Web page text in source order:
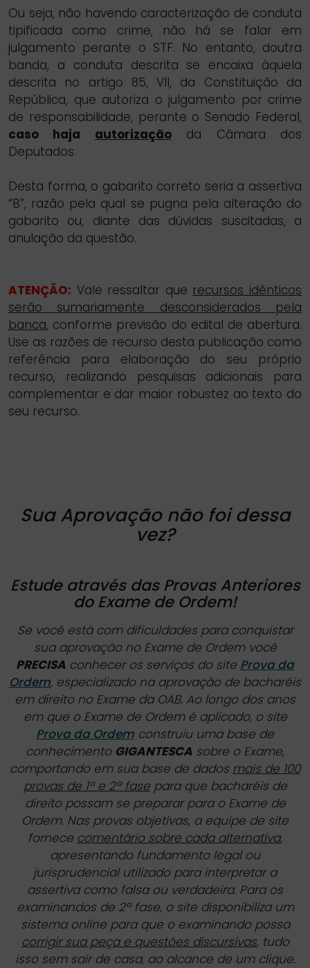
Ou seja, não havendo caracterização de conduta
tipificada como crime, não há se falar em
julgamento perante o STF. No entanto, doutra
banda, a conduta descrita se encaixa àquela
descrita no artigo 85, VII, da Constituição da
República, que autoriza o julgamento por crime
de responsabilidade, perante o Senado Federal,
caso haja autorizaçãoda Câmara dos
Deputados.
Desta forma, o gabarito correto seria a assertiva
“B”, razão pela qual se pugna pela alteração do
gabarito ou, diante das dúvidas suscitadas, a
anulação da questão.
ATENÇÃO: Vale ressaltar que recursos idênticos
serão sumariamente desconsiderados pela
banca, conforme previsão do edital de abertura.
Use as razões de recurso desta publicação como
referência para elaboração do seu próprio
recurso, realizando pesquisas adicionais para
complementar e dar maior robustez ao texto do
seu recurso.
Sua Aprovação não foi dessa
vez?
Estude através das Provas Anteriores
do Exame de Ordem!
Se você está com dificuldades para conquistar
sua aprovação no Exame de Ordem você
PRECISA conhecer os serviços do site Prova da
Ordem, especializado na aprovação de bacharéis
em direito no Exame da OAB. Ao longo dos anos
em que o Exame de Ordem é aplicado, o site
Prova da Ordem construiu uma base de
conhecimento GIGANTESCA sobre o Exame,
comportando em sua base de dados mais de 100
provas de 1ª e 2ª fasepara que bacharéis de
direito possam se preparar para o Exame de
Ordem. Nas provas objetivas, a equipe de site
fornece comentário sobre cada alternativa,
apresentando fundamento legal ou
jurisprudencial utilizado para interpretar a
assertiva como falsa ou verdadeira. Para os
examinandos de 2ª fase, o site disponibiliza um
sistema online para que o examinando possa
corrigir sua peça e questões discursivas, tudo
isso sem sair de casa, ao alcance de um clique.